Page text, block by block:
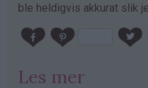
ble heldigvis akkurat slik
Les mer